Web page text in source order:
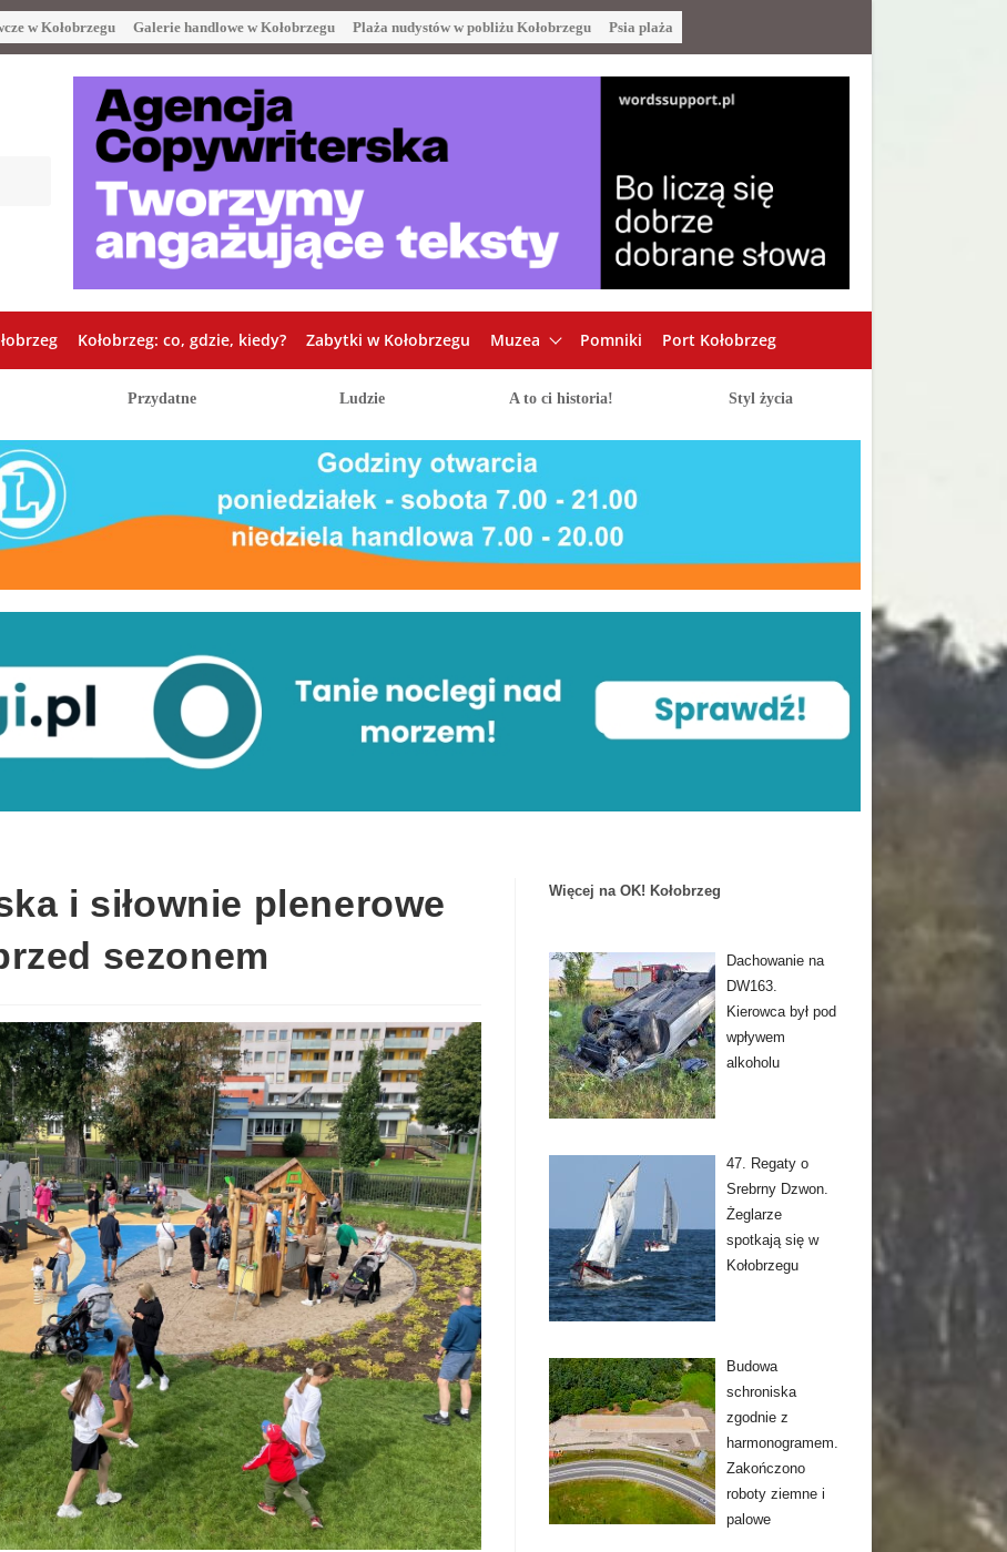
w Kołobrzegu Galerie handlowe w Kołobrzegu Plaża nudystów w pobliżu Kołobrzegu Psia plaża
Kołobrzeg: co, gdzie, kiedy? Zabytki w Kołobrzegu Muzea Pomniki Port Kołobrzeg
Przydatne Ludzie A to ci historia! Styl życia
i siłownie plenerowe
sezonem
Więcej na OK! Kołobrzeg
Dachowanie na
DW163.
Kierowca był pod
wpływem
alkoholu
47. Regaty o
Srebrny Dzwon.
Żeglarze
spotkają się w
Kołobrzegu
Budowa
schroniska
zgodnie z
harmonogramem.
Zakończono
roboty ziemne i
palowe